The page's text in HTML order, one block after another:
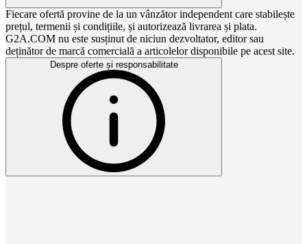
Fiecare ofertă provine de la un vânzător independent care stabilește
prețul, termenii și condițiile, și autorizează livrarea și plata.
G2A.COM nu este susținut de niciun dezvoltator, editor sau
deținător de marcă comercială a articolelor disponibile pe acest site.
Despre oferte și responsabilitate